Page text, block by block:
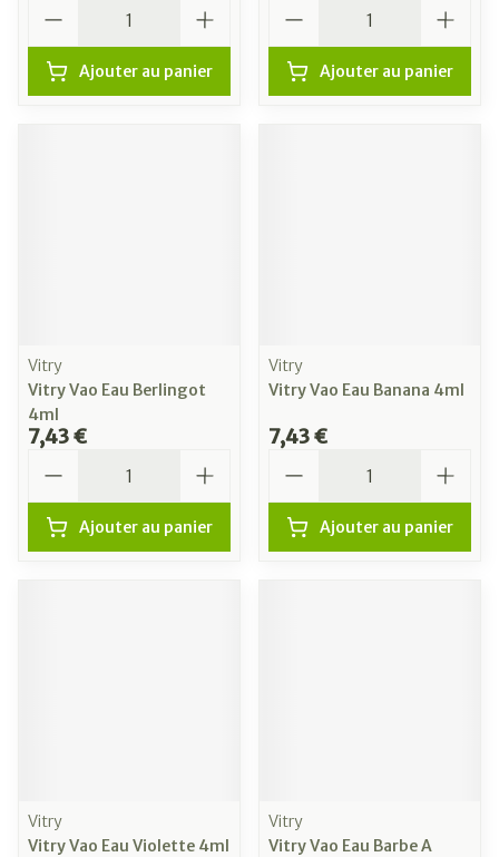
Ajouter au panier Ajouter au panier
Vitry
Vitry Vao Eau Berlingot
4ml
7,43 €
Ajouter au panier
Vitry
Vitry Vao Eau Banana 4ml
7,43 €
Ajouter au panier
Vitry
Vitry Vao Eau Violette 4ml
Vitry
Vitry Vao Eau Barbe A